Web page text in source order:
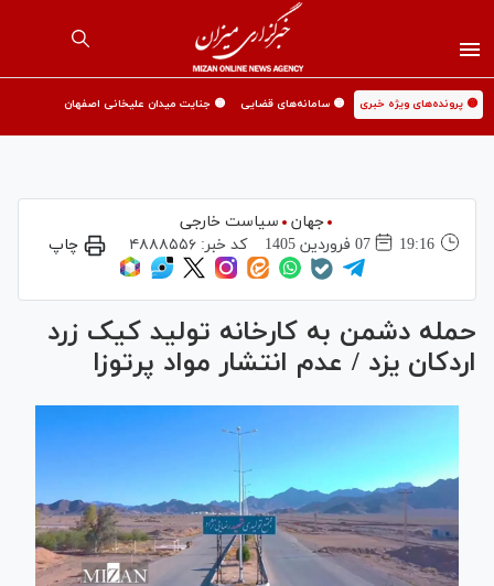
🟡 پرونده‌های ویژه خبری 🟡 سامانه‌های قضایی 🟡 جنایت میدان علیخانی اصفهان
جهان
سیاست خارجی
19:16
07 فروردين 1405 کد خبر: ۴۸۸۸۵۵۶ چاپ
حمله دشمن به کارخانه تولید کیک زرد
اردکان یزد / عدم انتشار مواد پرتوزا